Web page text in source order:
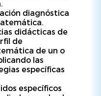
diagnóstica
didácticas de
de
de un o
las
específicas
específicos